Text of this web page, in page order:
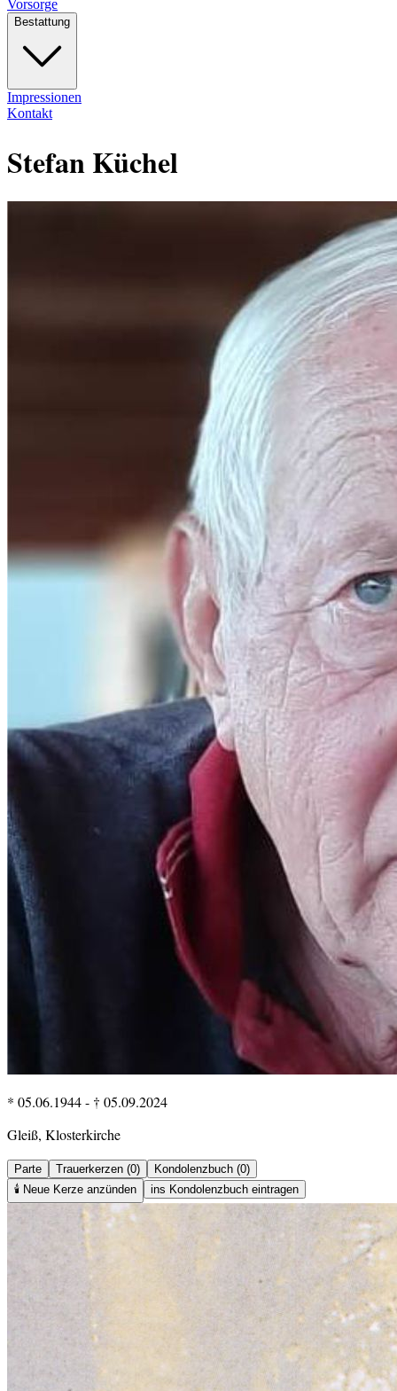
Vorsorge
Bestattung
Impressionen
Kontakt
Stefan Küchel
* 05.06.1944- † 05.09.2024
Gleiß, Klosterkirche
Parte Trauerkerzen (0)
Kondolenzbuch (0)
🕯️ Neue Kerze anzünden ins Kondolenzbuch eintragen